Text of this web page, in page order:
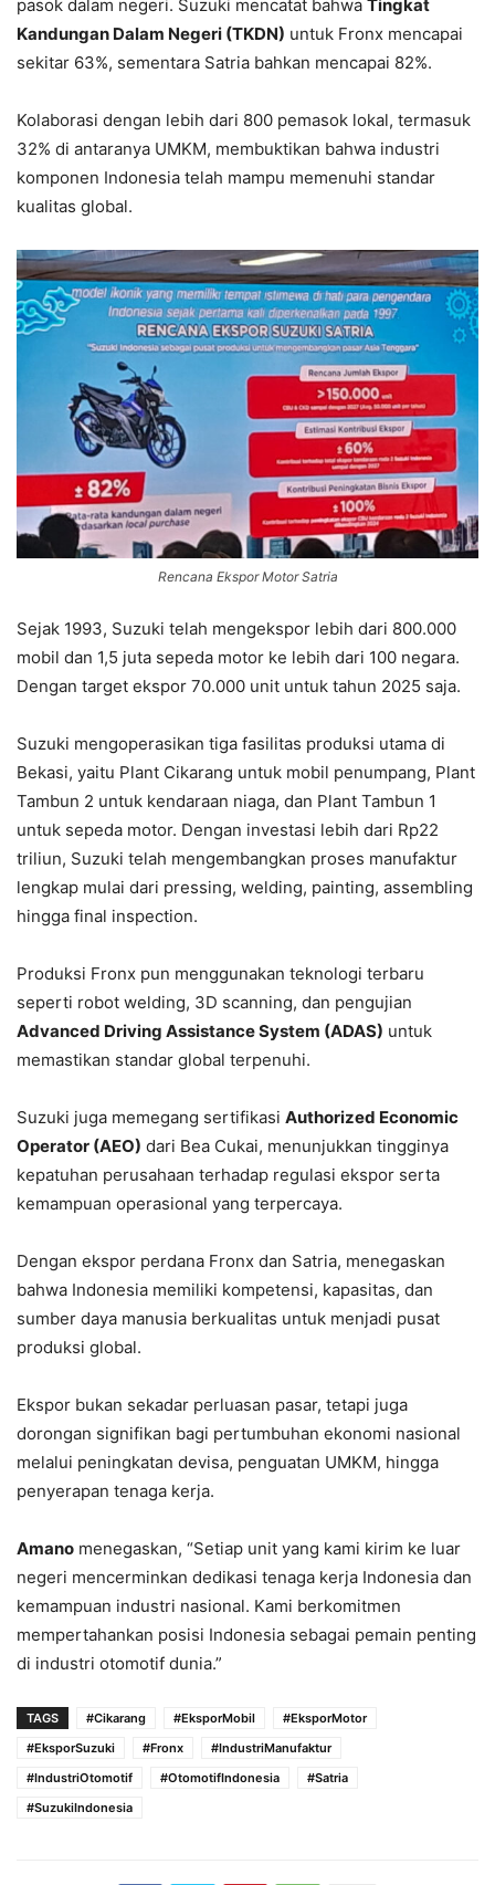
pasok dalam negeri. Suzuki mencatat bahwa Tingkat
Kandungan Dalam Negeri (TKDN) untuk Fronx mencapai
sekitar 63%, sementara Satria bahkan mencapai 82%.
Kolaborasi dengan lebih dari 800 pemasok lokal, termasuk
32% di antaranya UMKM, membuktikan bahwa industri
komponen Indonesia telah mampu memenuhi standar
kualitas global.
Rencana Ekspor Motor Satria
Sejak 1993, Suzuki telah mengekspor lebih dari 800.000
mobil dan 1,5 juta sepeda motor ke lebih dari 100 negara.
Dengan target ekspor 70.000 unit untuk tahun 2025 saja.
Suzuki mengoperasikan tiga fasilitas produksi utama di
Bekasi, yaitu Plant Cikarang untuk mobil penumpang, Plant
Tambun 2 untuk kendaraan niaga, dan Plant Tambun 1
untuk sepeda motor. Dengan investasi lebih dari Rp22
triliun, Suzuki telah mengembangkan proses manufaktur
lengkap mulai dari pressing, welding, painting, assembling
hingga final inspection.
Produksi Fronx pun menggunakan teknologi terbaru
seperti robot welding, 3D scanning, dan pengujian
Advanced Driving Assistance System (ADAS) untuk
memastikan standar global terpenuhi.
Suzuki juga memegang sertifikasi Authorized Economic
Operator (AEO) dari Bea Cukai, menunjukkan tingginya
kepatuhan perusahaan terhadap regulasi ekspor serta
kemampuan operasional yang terpercaya.
Dengan ekspor perdana Fronx dan Satria, menegaskan
bahwa Indonesia memiliki kompetensi, kapasitas, dan
sumber daya manusia berkualitas untuk menjadi pusat
produksi global.
Ekspor bukan sekadar perluasan pasar, tetapi juga
dorongan signifikan bagi pertumbuhan ekonomi nasional
melalui peningkatan devisa, penguatan UMKM, hingga
penyerapan tenaga kerja.
Amano menegaskan, “Setiap unit yang kami kirim ke luar
negeri mencerminkan dedikasi tenaga kerja Indonesia dan
kemampuan industri nasional. Kami berkomitmen
mempertahankan posisi Indonesia sebagai pemain penting
di industri otomotif dunia.”
TAGS #Cikarang #EksporMobil
#EksporMotor
#EksporSuzuki
#Fronx
#IndustriManufaktur
#IndustriOtomotif
#OtomotifIndonesia
#Satria
#SuzukiIndonesia